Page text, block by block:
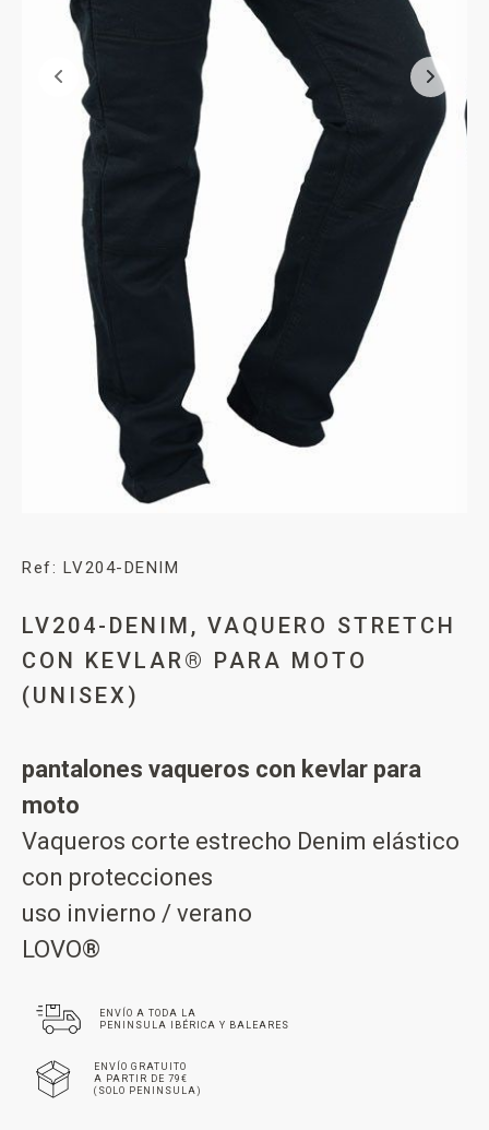
Ref: LV204-DENIM
LV204-DENIM, VAQUERO STRETCH
CON KEVLAR® PARA MOTO
(UNISEX)
pantalones vaqueros con kevlar para
moto
Vaqueros corte estrecho Denim elástico
con protecciones
uso invierno / verano
LOVO®
ENVÍO A TODA LA
PENINSULA IBÉRICA Y BALEARES
ENVÍO GRATUITO
A PARTIR DE 79€
(SOLO PENINSULA)